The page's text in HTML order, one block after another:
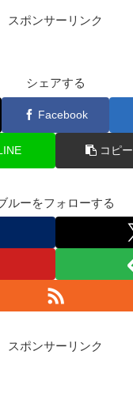
スポンサーリンク
シェアする
Facebook
コピー
ルーをフォローする
スポンサーリンク